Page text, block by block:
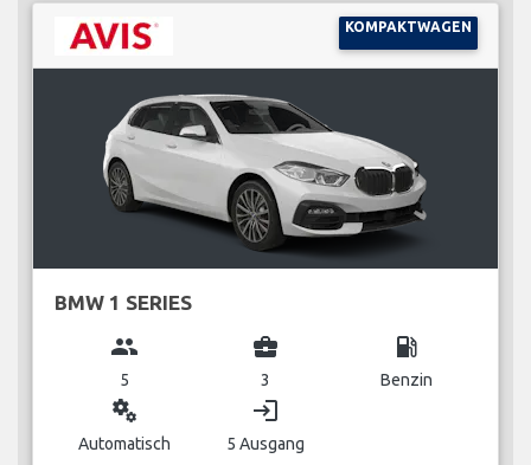
KOMPAKTWAGEN
BMW 1 SERIES
group
5
business_center
3
local_gas_station
Benzin
miscellaneous_services
Automatisch
login
5 Ausgang